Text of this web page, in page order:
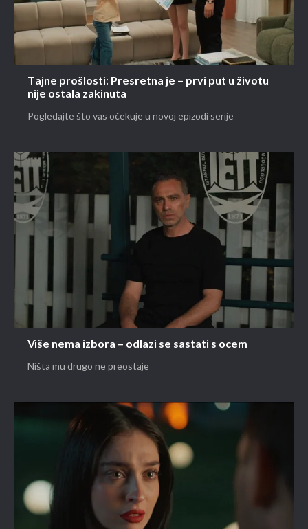
Tajne prošlosti: Presretna je – prvi put u životu
nije ostala zakinuta
Pogledajte što vas očekuje u novoj epizodi serije
Više nema izbora – odlazi se sastati s ocem
Ništa mu drugo ne preostaje